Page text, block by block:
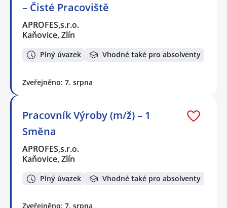
– Čisté Pracoviště
APROFES,s.r.o.
Kaňovice, Zlín
Plný úvazek Vhodné také pro absolventy
Zveřejněno: 7. srpna
Pracovník Výroby (m/ž) – 1
Směna
APROFES,s.r.o.
Kaňovice, Zlín
Plný úvazek Vhodné také pro absolventy
Zveřejněno: 7. srpna